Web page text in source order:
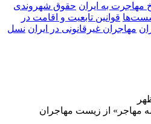
مهاجرت به ایران حقوق شهروندی
قوانین تابعیت و اقامت در
مهاجران غیرقانونی در ایران نسل